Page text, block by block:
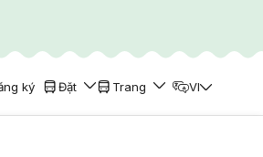
ký Đặt Trang VI